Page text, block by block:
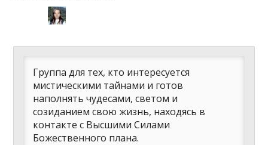
Лидеры
Группа для тех, кто интересуется
мистическими тайнами и готов
наполнять чудесами, светом и
созиданием свою жизнь, находясь в
контакте с Высшими Силами
Божественного плана.